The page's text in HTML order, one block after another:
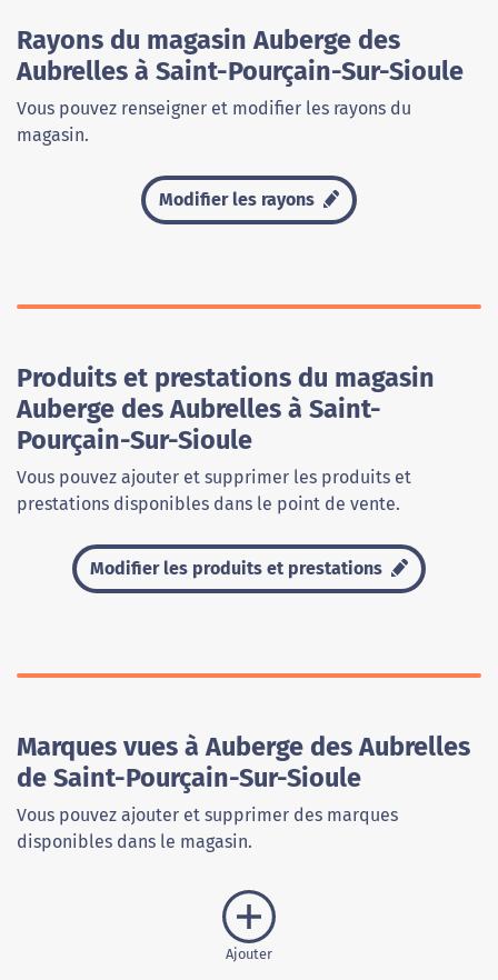
Rayons du magasin Auberge des
Aubrelles à Saint-Pourçain-Sur-Sioule
Vous pouvez renseigner et modifier les rayons du
magasin.
Modifier les rayons
Produits et prestations du magasin
Auberge des Aubrelles à Saint-
Pourçain-Sur-Sioule
Vous pouvez ajouter et supprimer les produits et
prestations disponibles dans le point de vente.
Modifier les produits et prestations
Marques vues à Auberge des Aubrelles
de Saint-Pourçain-Sur-Sioule
Vous pouvez ajouter et supprimer des marques
disponibles dans le magasin.
Ajouter